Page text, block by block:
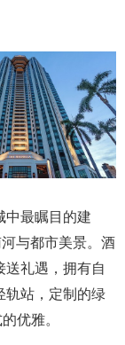
中最瞩目的建
与都市美景。酒
送礼遇，拥有自
轨站，定制的绿
优雅。